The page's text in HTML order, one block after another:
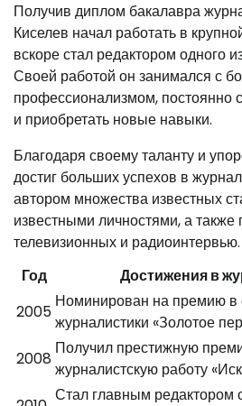
Получив диплом бакалавра
Киселев начал работать в
вскоре стал редактором одного
Своей работой он занимался с
профессионализмом, постоянно
и приобретать новые навыки.
Благодаря своему таланту и
достиг больших успехов в
автором множества известных
известными личностями, а
телевизионных и радиоинтервью.
Год
Достижения в
2005
Номинирован на премию в
журналистики «Золотое
2008
Получил престижную
журналистскую работу
Стал главным редактором